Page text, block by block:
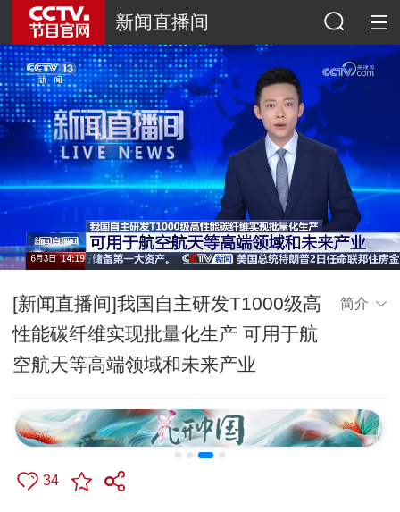
新闻直播间
[新闻直播间]我国自主研发T1000级高
性能碳纤维实现批量化生产 可用于航
空航天等高端领域和未来产业
简介
34